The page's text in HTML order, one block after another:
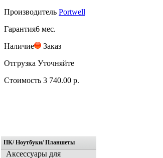
Производитель Portwell
Гарантия6 мес.
Наличие
Заказ
Отгрузка Уточняйте
Стоимость 3 740.00 р.
ПК/ Ноутбуки/ Планшеты
Аксессуары для